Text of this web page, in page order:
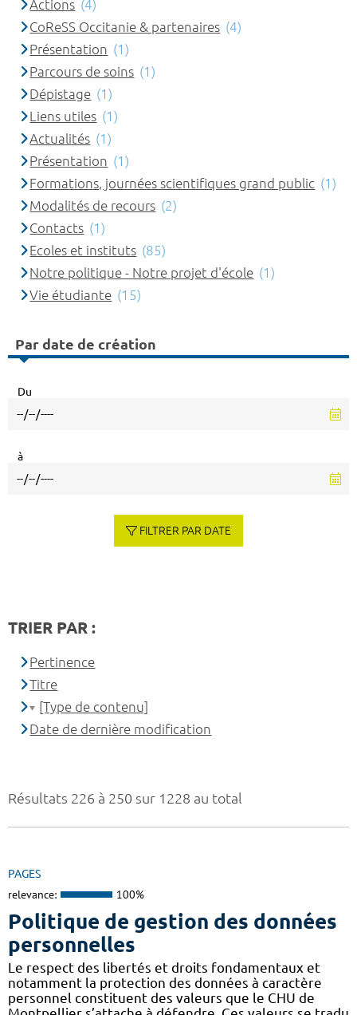
Résultats 226 à 250 sur 1228 au total
PAGES
relevance: 100%
Politique de gestion des données
personnelles
Le respect des libertés et droits fondamentaux et
notamment la protection des données à caractère
personnel constituent des valeurs que le CHU de
Actions (4)
CoReSS Occitanie & partenaires (4)
Présentation (1)
Parcours de soins (1)
Dépistage (1)
Liens utiles (1)
Actualités (1)
Présentation (1)
Formations, journées scientifiques grand public (1)
Modalités de recours (2)
Contacts (1)
Ecoles et instituts (85)
Notre politique - Notre projet d'école (1)
Vie étudiante (15)
Par date de création
Du
à
FILTRER PAR DATE
TRIER PAR :
Pertinence
Titre
[Type de contenu]
Date de dernière modification